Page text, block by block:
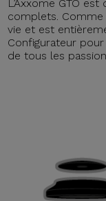
L’Axxome GTO
complets. Comme
vie et est
Configurateur
de tous les